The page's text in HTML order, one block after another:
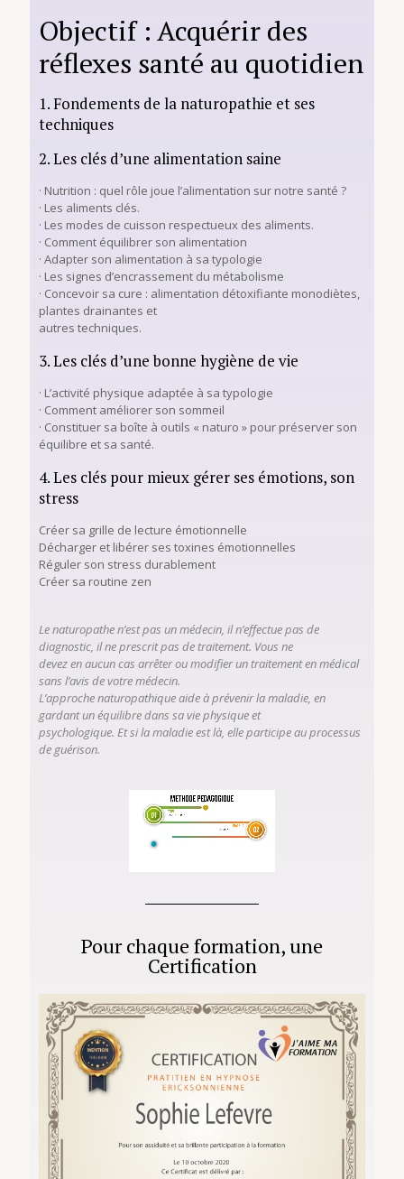
Objectif : Acquérir des
réflexes santé au quotidien
1. Fondements de la naturopathie et ses
techniques
2. Les clés d’une alimentation saine
· Nutrition : quel rôle joue l’alimentation sur notre santé ?
· Les aliments clés.
· Les modes de cuisson respectueux des aliments.
· Comment équilibrer son alimentation
· Adapter son alimentation à sa typologie
· Les signes d’encrassement du métabolisme
· Concevoir sa cure : alimentation détoxifiante monodiètes,
plantes drainantes et
autres techniques.
3. Les clés d’une bonne hygiène de vie
· L’activité physique adaptée à sa typologie
· Comment améliorer son sommeil
· Constituer sa boîte à outils « naturo » pour préserver son
équilibre et sa santé.
4. Les clés pour mieux gérer ses émotions, son
stress
Créer sa grille de lecture émotionnelle
Décharger et libérer ses toxines émotionnelles
Réguler son stress durablement
Créer sa routine zen
Le naturopathe n’est pas un médecin, il n’effectue pas de
diagnostic, il ne prescrit pas de traitement. Vous ne
devez en aucun cas arrêter ou modifier un traitement en médical
sans l’avis de votre médecin.
L’approche naturopathique aide à prévenir la maladie, en
gardant un équilibre dans sa vie physique et
psychologique. Et si la maladie est là, elle participe au processus
de guérison.
Pour chaque formation, une
Certification